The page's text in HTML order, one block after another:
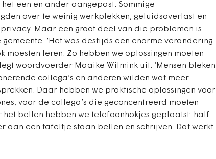
een en ander aangepast. Sommige
over te weinig werkplekken, geluidsoverlast en
Maar een groot deel van die problemen is
‘Het was destijds een enorme verandering
leren. Zo hebben we oplossingen moeten
woordvoerder Maaike Wilmink uit. ‘Mensen bleken
collega’s en anderen wilden wat meer
Daar hebben we praktische oplossingen voor
voor de collega’s die geconcentreerd moeten
het bellen hebben we telefoonhokjes geplaatst: half
aan een tafeltje staan bellen en schrijven. Dat werkt